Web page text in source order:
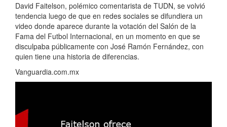
David Faitelson, polémico comentarista de TUDN, se volvió
tendencia luego de que en redes sociales se difundiera un
video donde aparece durante la votación del Salón de la
Fama del Futbol Internacional, en un momento en que se
disculpaba públicamente con José Ramón Fernández, con
quien tiene una historia de diferencias.
Vanguardia.com.mx